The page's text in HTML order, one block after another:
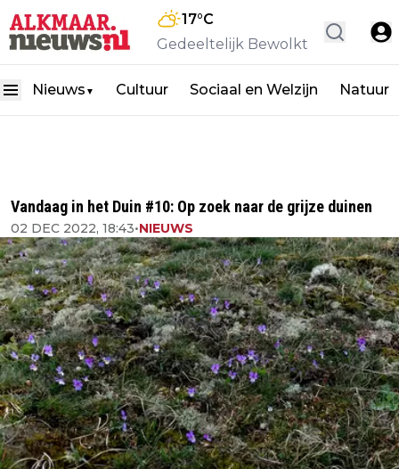
17°C
Gedeeltelijk Bewolkt
Nieuws ▼ Cultuur Sociaal en Welzijn Natuur
Vandaag in het Duin #10: Op zoek naar de grijze duinen
02 DEC 2022, 18:43•NIEUWS